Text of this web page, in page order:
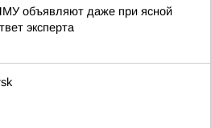
объявляют даже при ясной
эксперта